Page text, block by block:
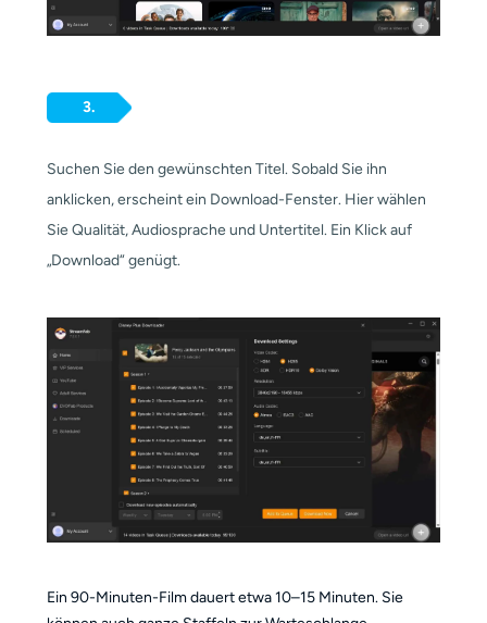
3.
Suchen Sie den gewünschten Titel. Sobald Sie ihn
anklicken, erscheint ein Download-Fenster. Hier wählen
Sie Qualität, Audiosprache und Untertitel. Ein Klick auf
„Download“ genügt.
Ein 90-Minuten-Film dauert etwa 10–15 Minuten. Sie